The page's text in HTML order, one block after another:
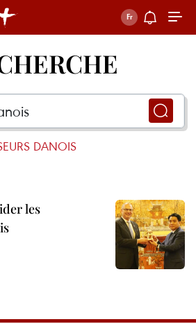
DANOIS
les